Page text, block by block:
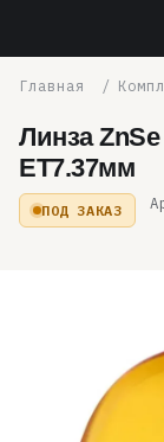
Линза
ET7.37мм
ПОД ЗАКАЗ